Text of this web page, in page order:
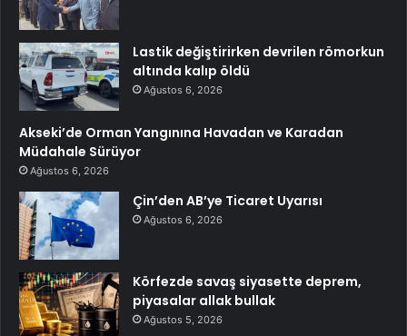
Lastik değiştirirken devrilen römorkun
altında kalıp öldü
Ağustos 6, 2026
Akseki’de Orman Yangınına Havadan ve Karadan
Müdahale Sürüyor
Ağustos 6, 2026
Çin’den AB’ye Ticaret Uyarısı
Ağustos 6, 2026
Körfezde savaş siyasette deprem,
piyasalar allak bullak
Ağustos 5, 2026